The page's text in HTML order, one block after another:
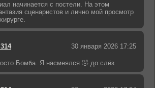
начинается с постели. На этом
сценаристов и лично мой просмотр
30 января 2026 17:25
Бомба. Я насмеялся 🤣 до слёз